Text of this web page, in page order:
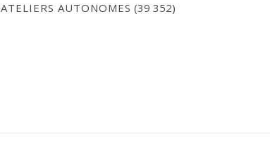
ATELIERS AUTONOMES (39 352)